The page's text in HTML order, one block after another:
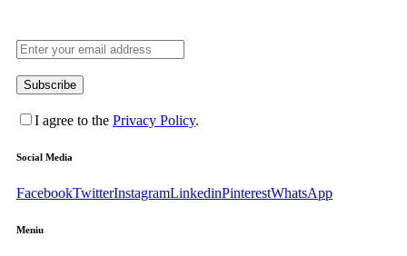
Subscribe
I agree to the Privacy Policy.
Social Media
FacebookTwitterInstagramLinkedinPinterestWhatsApp
Meniu